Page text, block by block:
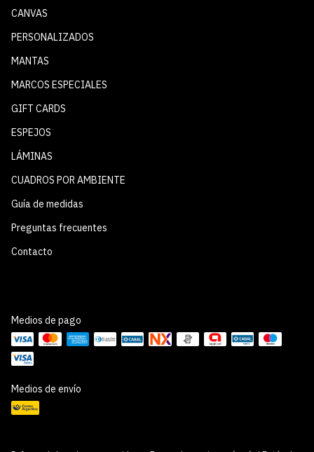
CANVAS
PERSONALIZADOS
MANTAS
MARCOS ESPECIALES
GIFT CARDS
ESPEJOS
LÁMINAS
CUADROS POR AMBIENTE
Guía de medidas
Preguntas frecuentes
Contacto
Medios de pago
Medios de envío